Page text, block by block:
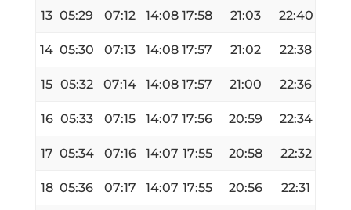
13 05:29 07:12 14:08 17:58 21:03 22:40
14 05:30 07:13 14:08 17:57 21:02 22:38
15 05:32 07:14 14:08 17:57 21:00 22:36
16 05:33 07:15 14:07 17:56 20:59 22:34
17 05:34 07:16 14:07 17:55 20:58 22:32
18 05:36 07:17 14:07 17:55 20:56 22:31